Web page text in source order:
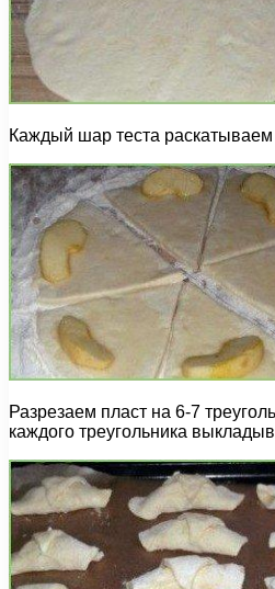
Каждый шар теста раскатываем
Разрезаем пласт на 6-7
каждого треугольника